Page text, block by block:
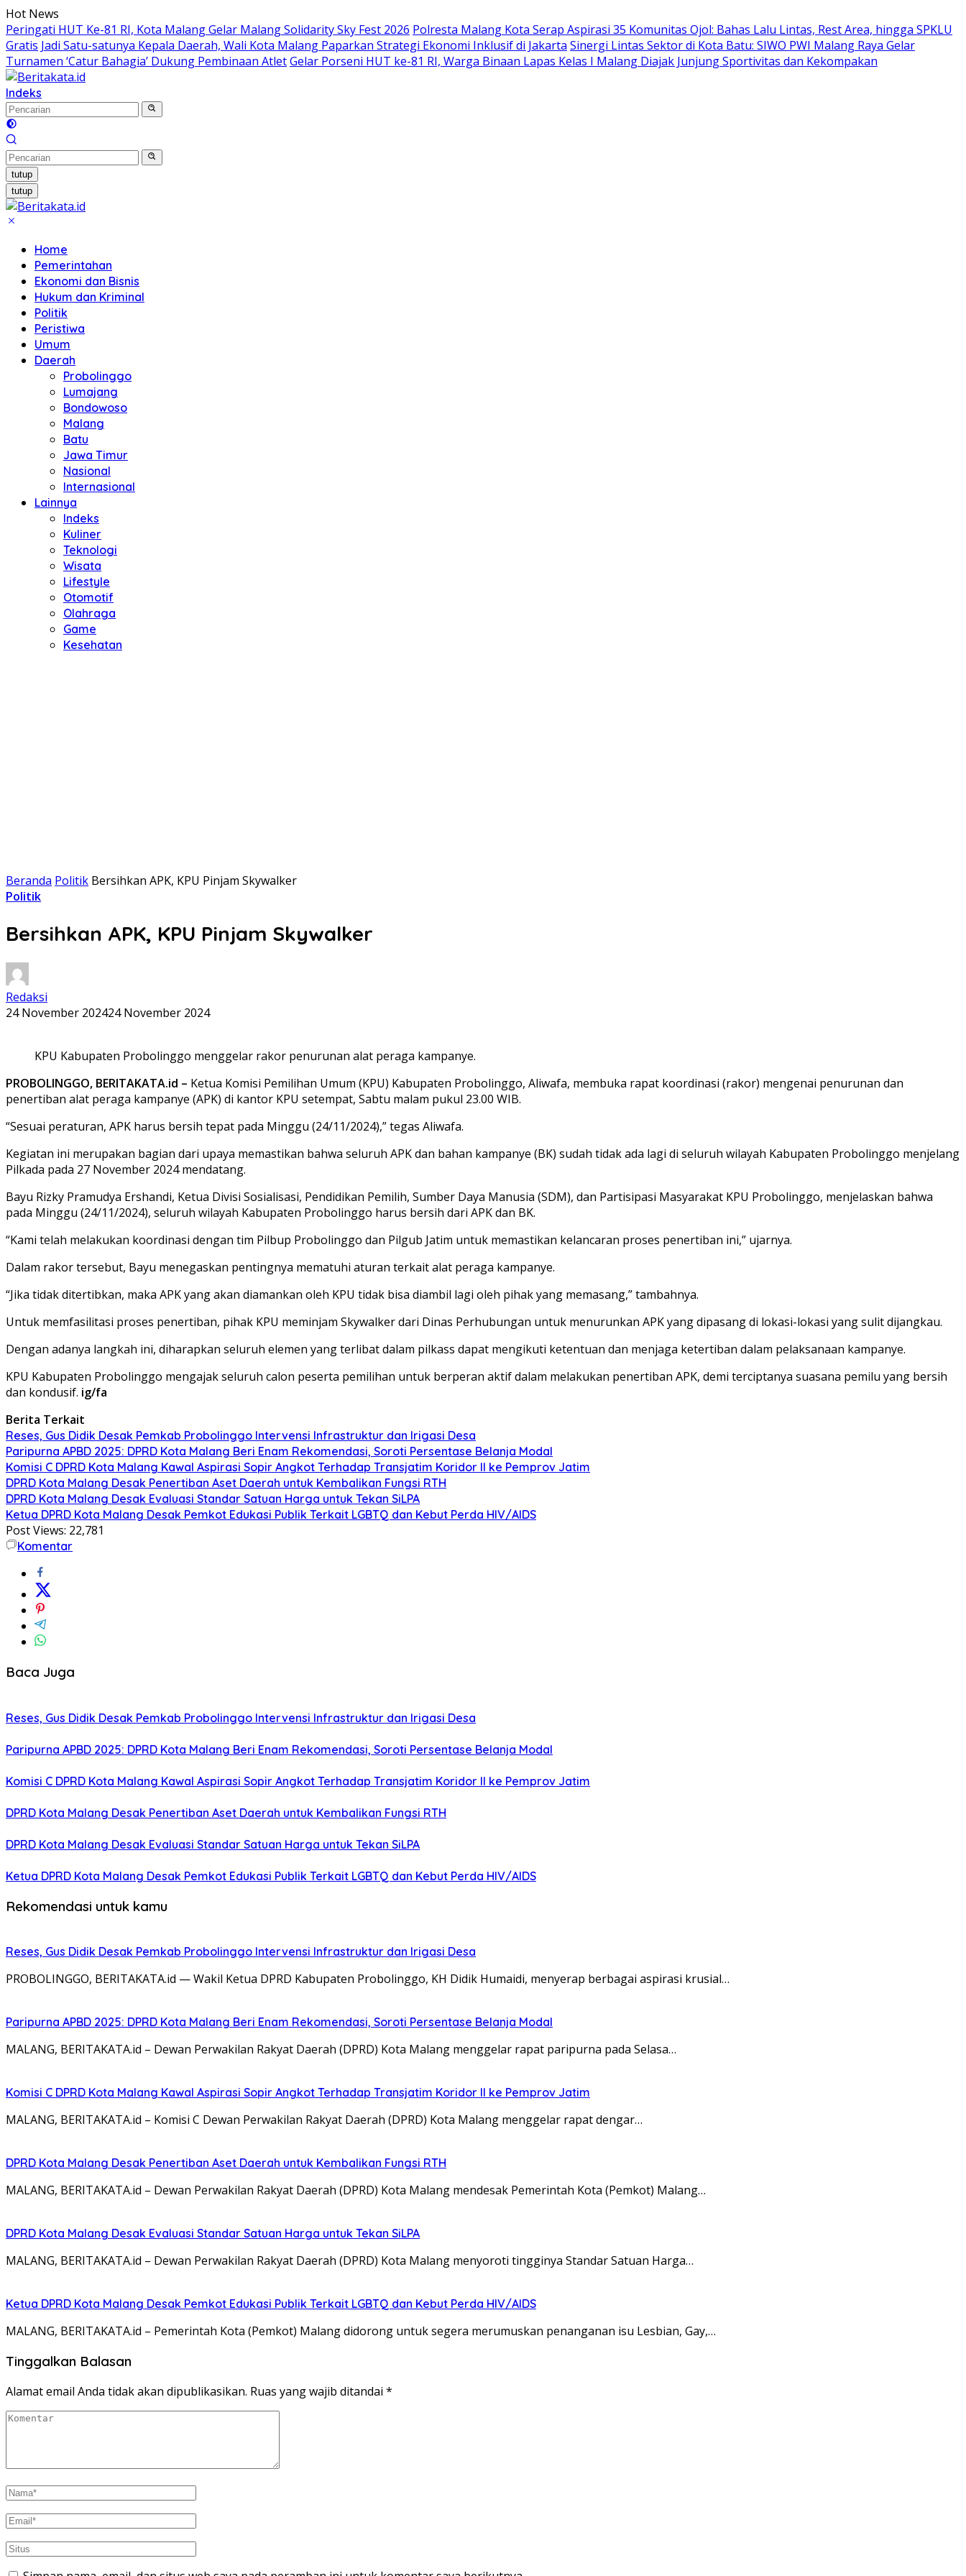
Langsung
ke
konten
Hot News
Peringati HUT Ke-81 RI, Kota Malang Gelar Malang Solidarity Sky Fest 2026 Polresta Malang Kota Serap Aspirasi 35 Komunitas Ojol: Bahas Lalu Lintas, Rest Area, hingga SPKLU
Gratis Jadi Satu-satunya Kepala Daerah, Wali Kota Malang Paparkan Strategi Ekonomi Inklusif di Jakarta Sinergi Lintas Sektor di Kota Batu: SIWO PWI Malang Raya Gelar
Turnamen ‘Catur Bahagia’ Dukung Pembinaan AtletGelar Porseni HUT ke-81 RI, Warga Binaan Lapas Kelas I Malang Diajak Junjung Sportivitas dan Kekompakan
Indeks
tutup
tutup
Home
Pemerintahan
Ekonomi dan Bisnis
Hukum dan Kriminal
Politik
Peristiwa
Umum
Daerah
Probolinggo
Lumajang
Bondowoso
Malang
Batu
Jawa Timur
Nasional
Internasional
Lainnya
Indeks
Kuliner
Teknologi
Wisata
Lifestyle
Otomotif
Olahraga
Game
Kesehatan
Beranda Politik Bersihkan APK, KPU Pinjam Skywalker
Politik
Bersihkan APK, KPU Pinjam Skywalker
Redaksi
24 November 202424 November 2024
KPU Kabupaten Probolinggo menggelar rakor penurunan alat peraga kampanye.
PROBOLINGGO, BERITAKATA.id – Ketua Komisi Pemilihan Umum (KPU) Kabupaten Probolinggo, Aliwafa, membuka rapat koordinasi (rakor) mengenai penurunan dan
penertiban alat peraga kampanye (APK) di kantor KPU setempat, Sabtu malam pukul 23.00 WIB.
“Sesuai peraturan, APK harus bersih tepat pada Minggu (24/11/2024),” tegas Aliwafa.
Kegiatan ini merupakan bagian dari upaya memastikan bahwa seluruh APK dan bahan kampanye (BK) sudah tidak ada lagi di seluruh wilayah Kabupaten Probolinggo menjelang
Pilkada pada 27 November 2024 mendatang.
Bayu Rizky Pramudya Ershandi, Ketua Divisi Sosialisasi, Pendidikan Pemilih, Sumber Daya Manusia (SDM), dan Partisipasi Masyarakat KPU Probolinggo, menjelaskan bahwa
pada Minggu (24/11/2024), seluruh wilayah Kabupaten Probolinggo harus bersih dari APK dan BK.
“Kami telah melakukan koordinasi dengan tim Pilbup Probolinggo dan Pilgub Jatim untuk memastikan kelancaran proses penertiban ini,” ujarnya.
Dalam rakor tersebut, Bayu menegaskan pentingnya mematuhi aturan terkait alat peraga kampanye.
“Jika tidak ditertibkan, maka APK yang akan diamankan oleh KPU tidak bisa diambil lagi oleh pihak yang memasang,” tambahnya.
Untuk memfasilitasi proses penertiban, pihak KPU meminjam Skywalker dari Dinas Perhubungan untuk menurunkan APK yang dipasang di lokasi-lokasi yang sulit dijangkau.
Dengan adanya langkah ini, diharapkan seluruh elemen yang terlibat dalam pilkass dapat mengikuti ketentuan dan menjaga ketertiban dalam pelaksanaan kampanye.
KPU Kabupaten Probolinggo mengajak seluruh calon peserta pemilihan untuk berperan aktif dalam melakukan penertiban APK, demi terciptanya suasana pemilu yang bersih
dan kondusif. ig/fa
Berita Terkait
Reses, Gus Didik Desak Pemkab Probolinggo Intervensi Infrastruktur dan Irigasi Desa
Paripurna APBD 2025: DPRD Kota Malang Beri Enam Rekomendasi, Soroti Persentase Belanja Modal
Komisi C DPRD Kota Malang Kawal Aspirasi Sopir Angkot Terhadap Transjatim Koridor II ke Pemprov Jatim
DPRD Kota Malang Desak Penertiban Aset Daerah untuk Kembalikan Fungsi RTH
DPRD Kota Malang Desak Evaluasi Standar Satuan Harga untuk Tekan SiLPA
Ketua DPRD Kota Malang Desak Pemkot Edukasi Publik Terkait LGBTQ dan Kebut Perda HIV/AIDS
Post Views: 22,781
Komentar
Baca Juga
Reses, Gus Didik Desak Pemkab Probolinggo Intervensi Infrastruktur dan Irigasi Desa
Paripurna APBD 2025: DPRD Kota Malang Beri Enam Rekomendasi, Soroti Persentase Belanja Modal
Komisi C DPRD Kota Malang Kawal Aspirasi Sopir Angkot Terhadap Transjatim Koridor II ke Pemprov Jatim
DPRD Kota Malang Desak Penertiban Aset Daerah untuk Kembalikan Fungsi RTH
DPRD Kota Malang Desak Evaluasi Standar Satuan Harga untuk Tekan SiLPA
Ketua DPRD Kota Malang Desak Pemkot Edukasi Publik Terkait LGBTQ dan Kebut Perda HIV/AIDS
Rekomendasi untuk kamu
Reses, Gus Didik Desak Pemkab Probolinggo Intervensi Infrastruktur dan Irigasi Desa
PROBOLINGGO, BERITAKATA.id — Wakil Ketua DPRD Kabupaten Probolinggo, KH Didik Humaidi, menyerap berbagai aspirasi krusial…
Paripurna APBD 2025: DPRD Kota Malang Beri Enam Rekomendasi, Soroti Persentase Belanja Modal
MALANG, BERITAKATA.id – Dewan Perwakilan Rakyat Daerah (DPRD) Kota Malang menggelar rapat paripurna pada Selasa…
Komisi C DPRD Kota Malang Kawal Aspirasi Sopir Angkot Terhadap Transjatim Koridor II ke Pemprov Jatim
MALANG, BERITAKATA.id – Komisi C Dewan Perwakilan Rakyat Daerah (DPRD) Kota Malang menggelar rapat dengar…
DPRD Kota Malang Desak Penertiban Aset Daerah untuk Kembalikan Fungsi RTH
MALANG, BERITAKATA.id – Dewan Perwakilan Rakyat Daerah (DPRD) Kota Malang mendesak Pemerintah Kota (Pemkot) Malang…
DPRD Kota Malang Desak Evaluasi Standar Satuan Harga untuk Tekan SiLPA
MALANG, BERITAKATA.id – Dewan Perwakilan Rakyat Daerah (DPRD) Kota Malang menyoroti tingginya Standar Satuan Harga…
Ketua DPRD Kota Malang Desak Pemkot Edukasi Publik Terkait LGBTQ dan Kebut Perda HIV/AIDS
MALANG, BERITAKATA.id – Pemerintah Kota (Pemkot) Malang didorong untuk segera merumuskan penanganan isu Lesbian, Gay,…
Tinggalkan Balasan
Alamat email Anda tidak akan dipublikasikan. Ruas yang wajib ditandai *